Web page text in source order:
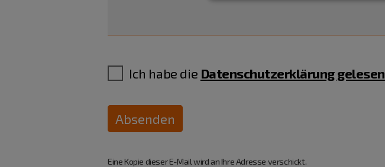
Ich habe die Datenschutzerklärung gelesen
Absenden
Eine Kopie dieser E-Mail wird an Ihre Adresse verschickt.